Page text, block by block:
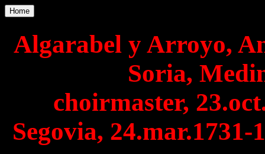
Home
Algarabel y Arroyo,
Soria,
choirmaster,
Segovia,